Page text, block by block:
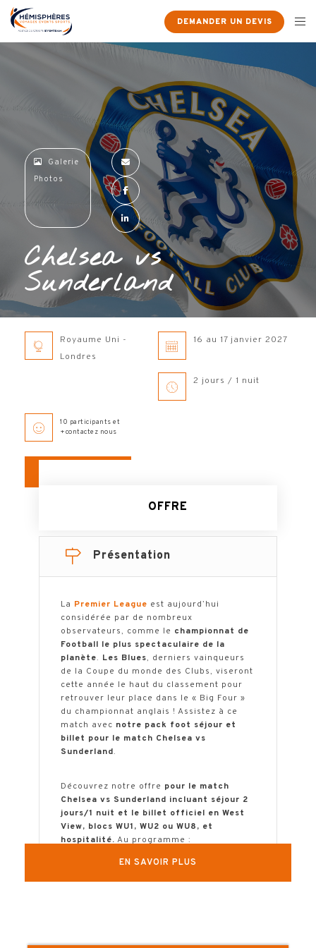
DEMANDER UN DEVIS
Galerie
Photos
Chelsea vs
Sunderland
Royaume Uni -
Londres
16 au 17 janvier 2027
2 jours / 1 nuit
10 participants et
+contactez nous
OFFRE
Présentation
La Premier League est aujourd’hui
considérée par de nombreux
observateurs, comme le championnat de
Football le plus spectaculaire de la
planète. Les Blues, derniers vainqueurs
de la Coupe du monde des Clubs, viseront
cette année le haut du classement pour
retrouver leur place dans le « Big Four »
du championnat anglais ! Assistez à ce
match avec notre pack foot séjour et
billet pour le match Chelsea vs
Sunderland.
Découvrez notre offre pour le match
Chelsea vs Sunderland incluant séjour 2
jours/1 nuit et le billet officiel en West
View, blocs WU1, WU2 ou WU8, et
hospitalité. Au programme :
Sièges rembourrés situés au niveau des
partir de 02h30 avant le coup d’envoi et
EN SAVOIR PLUS
×